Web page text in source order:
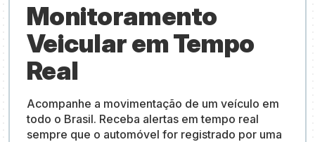
Monitoramento
Veicular em Tempo
Real
Acompanhe a movimentação de um veículo em
todo o Brasil. Receba alertas em tempo real
sempre que o automóvel for registrado por uma